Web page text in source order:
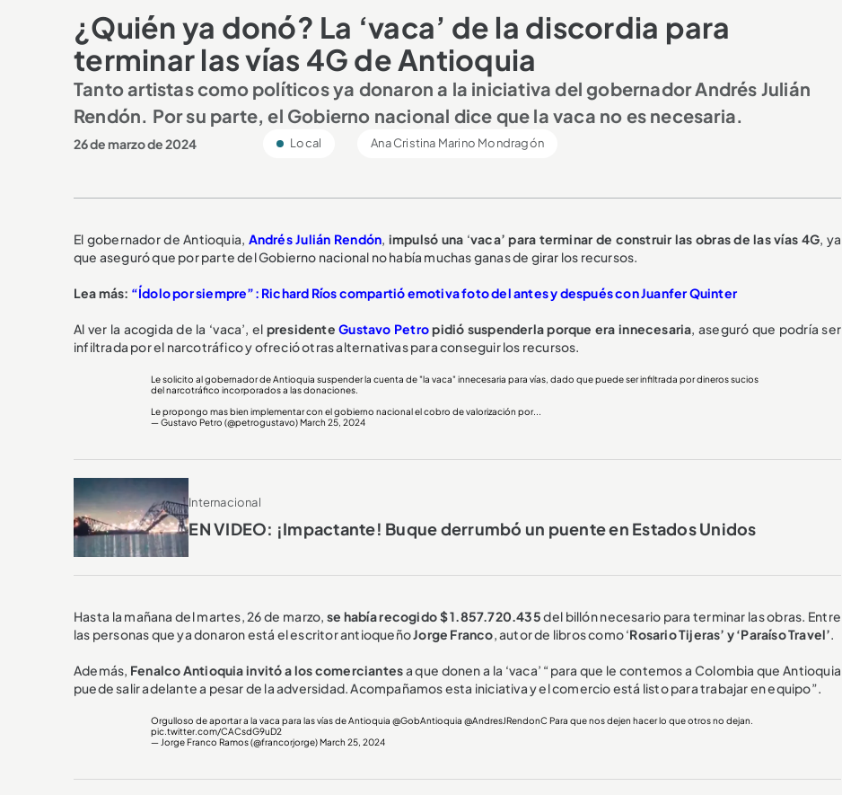
¿Quién ya donó? La ‘vaca’ de la discordia para
terminar las vías 4G de Antioquia
Tanto artistas como políticos ya donaron a la iniciativa del gobernador Andrés Julián
Rendón. Por su parte, el Gobierno nacional dice que la vaca no es necesaria.
26 de marzo de 2024 Local Ana Cristina Marino Mondragón
El gobernador de Antioquia, Andrés Julián Rendón, impulsó una ‘vaca’ para terminar de construir las obras de las vías 4G, ya
que aseguró que por parte del Gobierno nacional no había muchas ganas de girar los recursos.
Lea más: “Ídolo por siempre”: Richard Ríos compartió emotiva foto del antes y después con Juanfer Quinter
Al ver la acogida de la ‘vaca’, el presidente Gustavo Petropidió suspenderla porque era innecesaria, aseguró que podría ser
infiltrada por el narcotráfico y ofreció otras alternativas para conseguir los recursos.
Le solicito al gobernador de Antioquia suspender la cuenta de "la vaca" innecesaria para vías, dado que puede ser infiltrada por dineros sucios
del narcotráfico incorporados a las donaciones.
Le propongo mas bien implementar con el gobierno nacional el cobro de valorización por...
— Gustavo Petro (@petrogustavo)March 25, 2024
Internacional
EN VIDEO: ¡Impactante! Buque derrumbó un puente en Estados Unidos
Hasta la mañana del martes, 26 de marzo, se había recogido $ 1.857.720.435del billón necesario para terminar las obras. Entre
las personas que ya donaron está el escritor antioqueñoJorge Franco, autor de libros como ‘Rosario Tijeras’ y ‘Paraíso Travel’.
Además, Fenalco Antioquia invitó a los comerciantesa que donen a la ‘vaca’ “para que le contemos a Colombia que Antioquia
puede salir adelante a pesar de la adversidad. Acompañamos esta iniciativa y el comercio está listo para trabajar en equipo”.
Orgulloso de aportar a la vaca para las vías de Antioquia @GobAntioquia @AndresJRendonC Para que nos dejen hacer lo que otros no dejan.
pic.twitter.com/CACsdG9uD2
— Jorge Franco Ramos (@francorjorge) March 25, 2024